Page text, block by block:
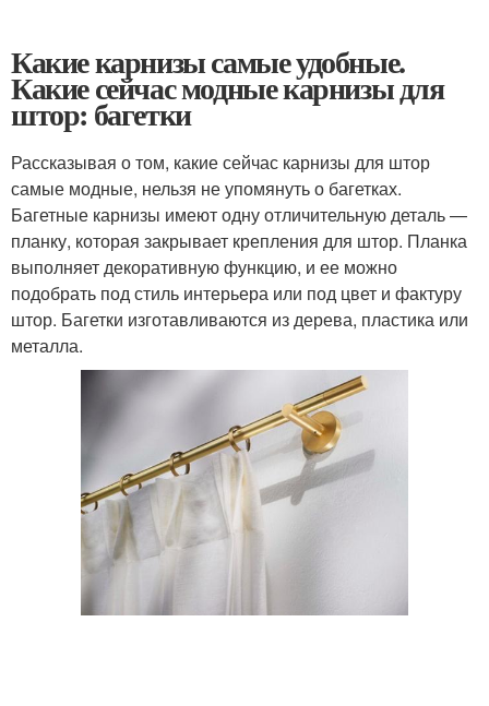
Какие карнизы самые удобные.
Какие сейчас модные карнизы для
штор: багетки
Рассказывая о том, какие сейчас карнизы для штор
самые модные, нельзя не упомянуть о багетках.
Багетные карнизы имеют одну отличительную деталь —
планку, которая закрывает крепления для штор. Планка
выполняет декоративную функцию, и ее можно
подобрать под стиль интерьера или под цвет и фактуру
штор. Багетки изготавливаются из дерева, пластика или
металла.